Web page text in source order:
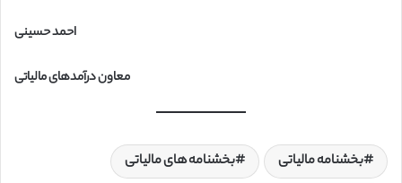
احمد حسینی
معاون درآمدهای مالیاتی
بخشنامه مالیاتی
بخشنامه های مالیاتی